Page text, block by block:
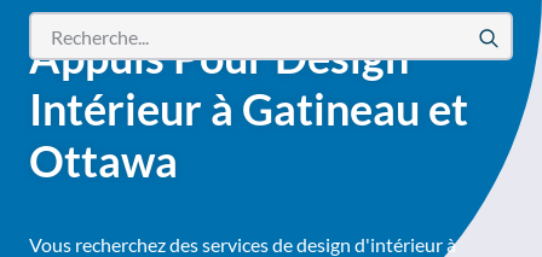
Appuis Pour Design
Intérieur à Gatineau et
Ottawa
Vous recherchez des services de design d'intérieur à